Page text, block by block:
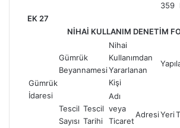
359
EK 27
NİHAİ KULLANIM DENETİM
Gümrük
İdaresi
Gümrük
Beyannamesi
Nihai
Kullanımdan
Yararlanan
Kişi
Tescil
Sayısı
Tescil
Tarihi
Adı
veya
Ticaret
AdresiYeri